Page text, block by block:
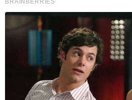
BRAINBERRIES